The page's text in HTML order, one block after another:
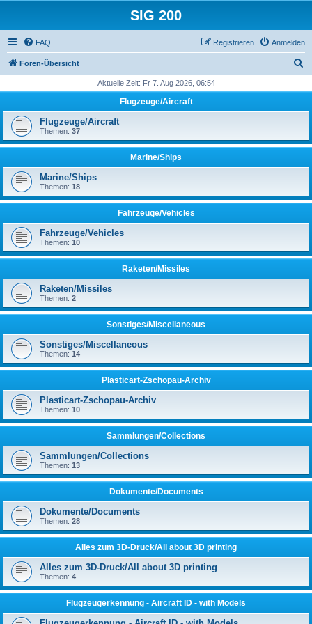
SIG 200
FAQ Anmelden
Registrieren
Foren-Übersicht
h
Aktuelle Zeit: Fr 7. Aug 2026, 06:54
Flugzeuge/Aircraft
Flugzeuge/Aircraft
Themen: 37
Marine/Ships
Marine/Ships
Themen: 18
Fahrzeuge/Vehicles
Fahrzeuge/Vehicles
Themen: 10
Raketen/Missiles
Raketen/Missiles
Themen: 2
Sonstiges/Miscellaneous
Sonstiges/Miscellaneous
Themen: 14
Plasticart-Zschopau-Archiv
Plasticart-Zschopau-Archiv
Themen: 10
Sammlungen/Collections
Sammlungen/Collections
Themen: 13
Dokumente/Documents
Dokumente/Documents
Themen: 28
Alles zum 3D-Druck/All about 3D printing
Alles zum 3D-Druck/All about 3D printing
Themen: 4
Flugzeugerkennung - Aircraft ID - with Models